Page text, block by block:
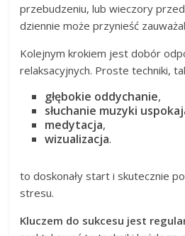
przebudzeniu, lub wieczory
dziennie może przynieść
Kolejnym krokiem jest dobór
relaksacyjnych. Proste techniki,
głębokie oddychanie,
słuchanie muzyki
medytacja,
wizualizacja.
to doskonały start i skutecznie
stresu.
Kluczem do sukcesu jest